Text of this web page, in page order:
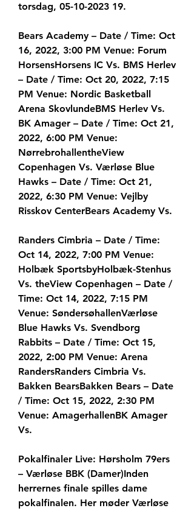
torsdag, 05-10-2023 19.
Bears Academy – Date / Time: Oct
16, 2022, 3:00 PM Venue: Forum
HorsensHorsens IC Vs. BMS Herlev
– Date / Time: Oct 20, 2022, 7:15
PM Venue: Nordic Basketball
Arena SkovlundeBMS Herlev Vs.
BK Amager – Date / Time: Oct 21,
2022, 6:00 PM Venue:
NørrebrohallentheView
Copenhagen Vs. Værløse Blue
Hawks – Date / Time: Oct 21,
2022, 6:30 PM Venue: Vejlby
Risskov CenterBears Academy Vs.
Randers Cimbria – Date / Time:
Oct 14, 2022, 7:00 PM Venue:
Holbæk SportsbyHolbæk-Stenhus
Vs. theView Copenhagen – Date /
Time: Oct 14, 2022, 7:15 PM
Venue: SøndersøhallenVærløse
Blue Hawks Vs. Svendborg
Rabbits – Date / Time: Oct 15,
2022, 2:00 PM Venue: Arena
RandersRanders Cimbria Vs.
Bakken BearsBakken Bears – Date
/ Time: Oct 15, 2022, 2:30 PM
Venue: AmagerhallenBK Amager
Vs.
Pokalfinaler Live: Hørsholm 79ers
– Værløse BBK (Damer)Inden
herrernes finale spilles dame
pokalfinalen. Her møder Værløse